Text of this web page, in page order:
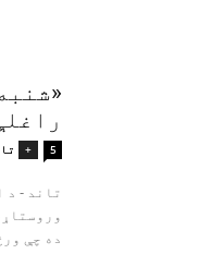
+ 5
تاند - د
ده چې